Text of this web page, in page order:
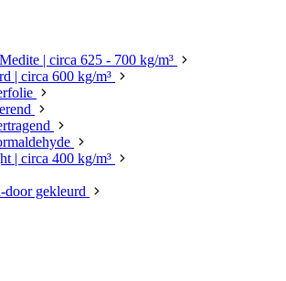
| circa 625 - 700 kg/m³
| circa 600 kg/m³
| circa 400 kg/m³
gekleurd